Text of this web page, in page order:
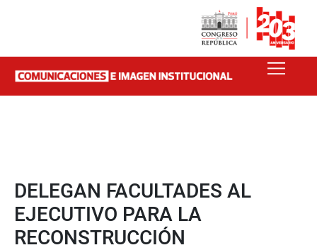
DELEGAN FACULTADES AL
EJECUTIVO PARA LA
RECONSTRUCCIÓN